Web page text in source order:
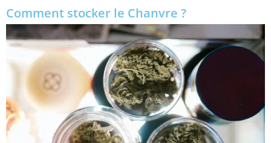
Comment stocker le Chanvre ?